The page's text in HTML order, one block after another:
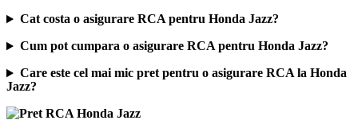
Cat costa o asigurare RCA pentru Honda Jazz?
Cum pot cumpara o asigurare RCA pentru Honda Jazz?
Care este cel mai mic pret pentru o asigurare RCA la Honda
Jazz?